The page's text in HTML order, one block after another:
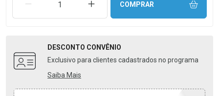
REMOVER UMA UNIDADEAUMENTAR UMA UNIDADE
COMPRAR
DESCONTO CONVÊNIO
Exclusivo para clientes cadastrados no programa
Saiba Mais